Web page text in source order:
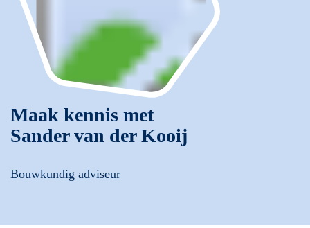
Maak kennis met
Sander van der Kooij
Bouwkundig adviseur